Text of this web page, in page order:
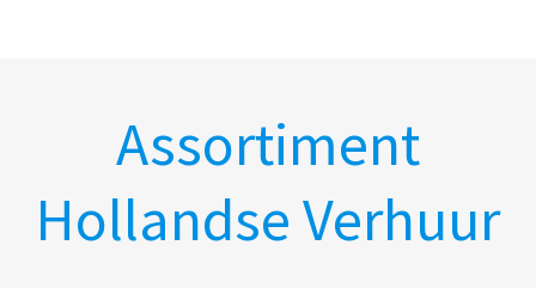
Assortiment
Hollandse Verhuur